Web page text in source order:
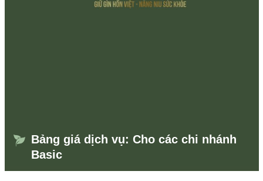
Bảng giá dịch vụ: Cho các chi nhánh
Basic